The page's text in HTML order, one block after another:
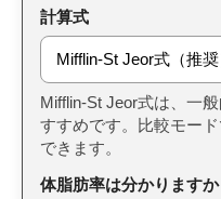
計算式
Mifflin-St Jeor式は、一
すすめです。比較モー
できます。
体脂肪率は分かりますか